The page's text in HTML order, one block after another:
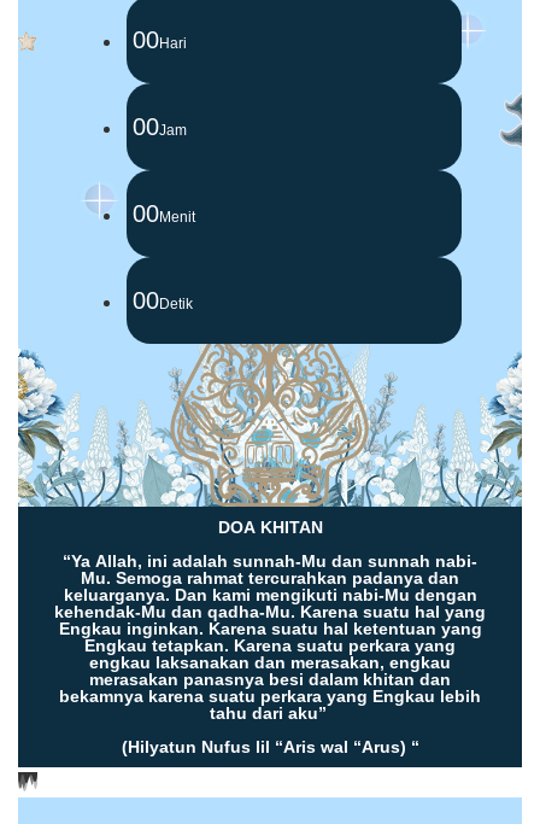
00Hari
00Jam
00Menit
00Detik
DOA KHITAN
“Ya Allah, ini adalah sunnah-Mu dan sunnah nabi-
Mu. Semoga rahmat tercurahkan padanya dan
keluarganya. Dan kami mengikuti nabi-Mu dengan
kehendak-Mu dan qadha-Mu. Karena suatu hal yang
Engkau inginkan. Karena suatu hal ketentuan yang
Engkau tetapkan. Karena suatu perkara yang
engkau laksanakan dan merasakan, engkau
merasakan panasnya besi dalam khitan dan
bekamnya karena suatu perkara yang Engkau lebih
tahu dari aku”
(Hilyatun Nufus lil “Aris wal “Arus) “